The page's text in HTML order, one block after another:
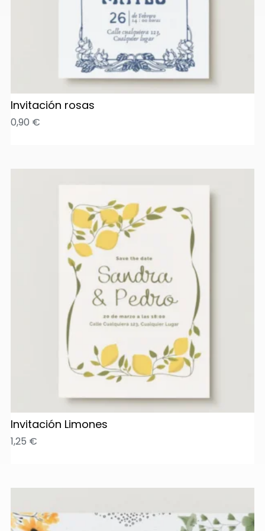
Invitación rosas
0,90 €
Invitación Limones
1,25 €